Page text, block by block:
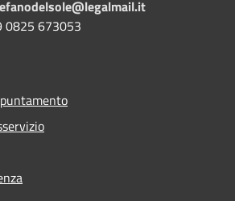
0825 673053